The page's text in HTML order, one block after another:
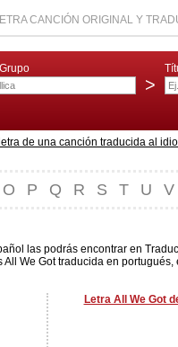
CANCIÓN ORIGINAL Y
>
de una canción traducida al
O P Q R S T U V
las podrás encontrar en
We Got traducida en
Letra All We Got